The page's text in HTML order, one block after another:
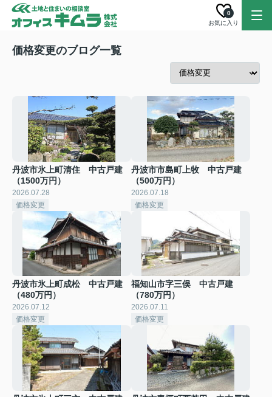
お気に入り
0
価格変更のブログ一覧
丹波市氷上町清住 中古戸建
（1500万円）
2026.07.28
価格変更
丹波市市島町上牧 中古戸建
（500万円）
2026.07.18
価格変更
丹波市氷上町成松 中古戸建
（480万円）
2026.07.12
価格変更
福知山市字三俣 中古戸建
（780万円）
2026.07.11
価格変更